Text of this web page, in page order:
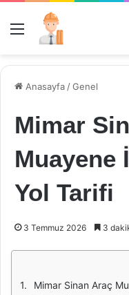
Menü
Anasayfa /Genel
Mimar
Muayene
Yol Tarifi
3 Temmuz 2026 3
Mimar Sinan Araç